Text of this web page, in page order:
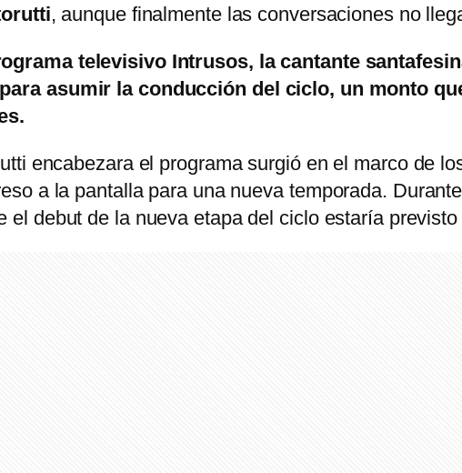
, aunque finalmente las conversaciones no
televisivo Intrusos, la cantante
asumir la conducción del ciclo, un monto
encabezara el programa surgió en el marco de
a la pantalla para una nueva temporada.
el debut de la nueva etapa del ciclo estaría